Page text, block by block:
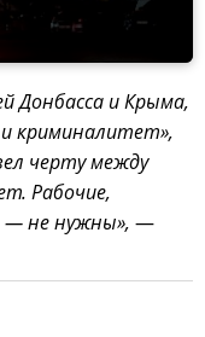
Донбасса и Крыма,
криминалитет»,
черту между
Рабочие,
— не нужны», —